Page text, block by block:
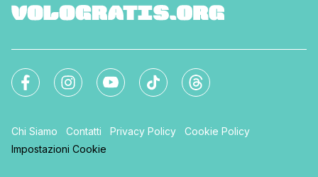
Chi Siamo Contatti Privacy Policy
Cookie Policy
Impostazioni Cookie